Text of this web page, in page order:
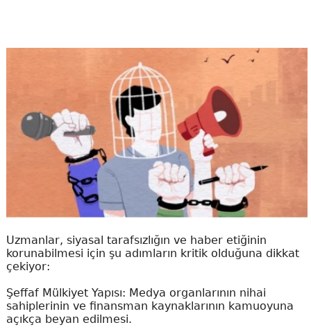
Uzmanlar, siyasal tarafsızlığın ve haber etiğinin
korunabilmesi için şu adımların kritik olduğuna dikkat
çekiyor:
Şeffaf Mülkiyet Yapısı: Medya organlarının nihai
sahiplerinin ve finansman kaynaklarının kamuoyuna
açıkça beyan edilmesi.